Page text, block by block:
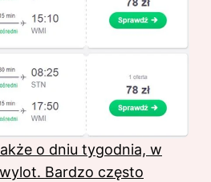
o dniu tygodnia, w
Bardzo często